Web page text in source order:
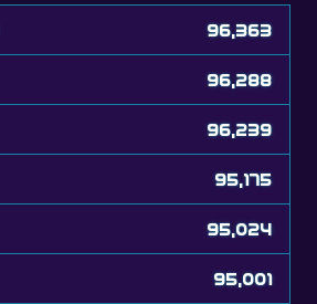
96,363
96,288
96,239
95,175
95,024
95,001